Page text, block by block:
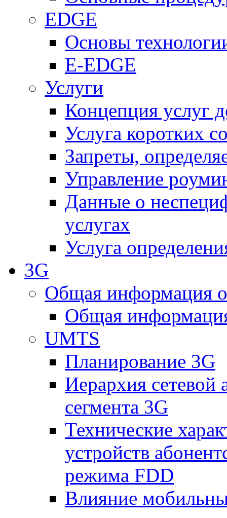
EDGE
Основы
E-EDGE
Услуги
Концепция услуг
Услуга коротких
Запреты,
Управление
Данные о
услугах
Услуга
3G
Общая информация
Общая
UMTS
Планирование 3G
Иерархия сетевой
сегмента 3G
Технические
устройств
режима FDD
Влияние